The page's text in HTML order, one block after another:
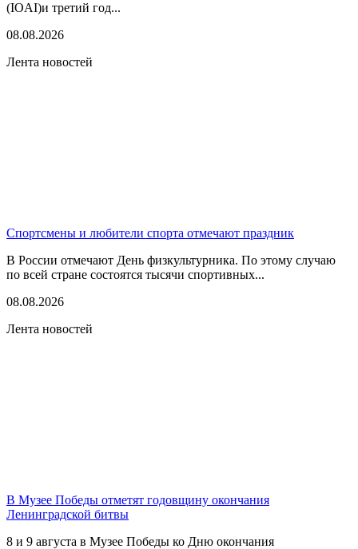
(IOAI)и третий год...
08.08.2026
Лента новостей
Спортсмены и любители спорта отмечают праздник
В России отмечают День физкультурника. По этому случаю
по всей стране состоятся тысячи спортивных...
08.08.2026
Лента новостей
В Музее Победы отметят годовщину окончания
Ленинградской битвы
8 и 9 августа в Музее Победы ко Дню окончания